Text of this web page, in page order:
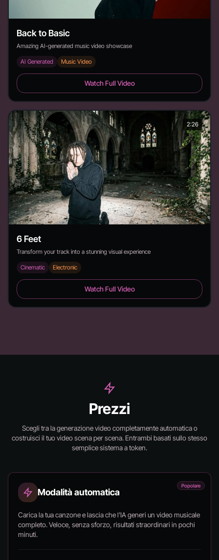
Back to Basic
Amazing AI-generated music video showcase
AI Generated Music Video
Back to Basic - Duration: 3:19
Watch Full Video
2:26
6 Feet
Transform your track into a stunning visual experience
Cinematic Electronic
6 Feet - Duration: 2:26Watch Full Video
Prezzi
Scegli tra la generazione video completamente automatica o
costruisci il tuo video scena per scena. Entrambi basati sullo stesso
semplice sistema a token.
Popolare
Modalità automatica
Carica la tua canzone e lascia che l'IA generi un video musicale
completo. Veloce, senza sforzo, risultati straordinari in pochi
minuti.